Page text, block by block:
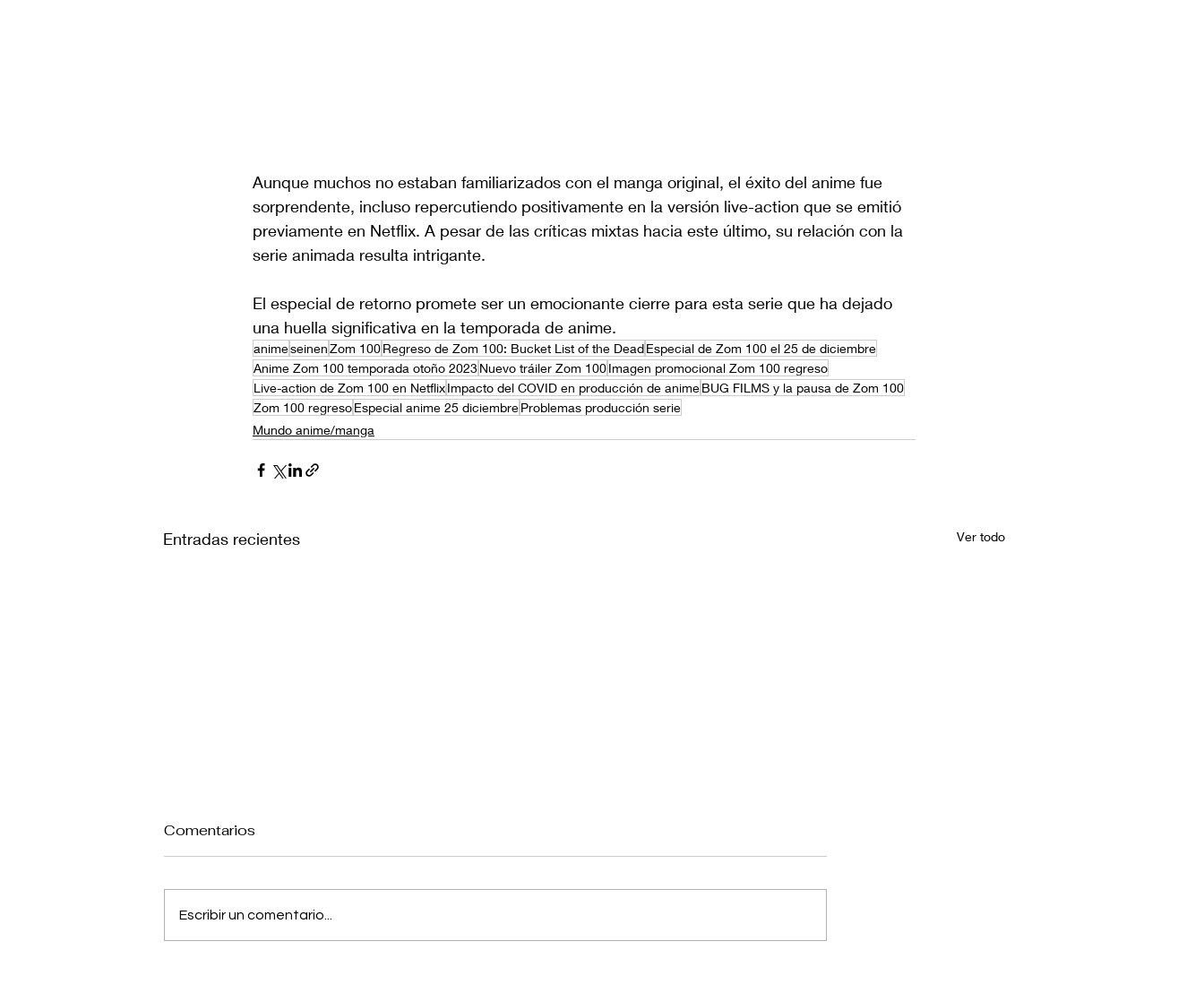
Aunque muchos no estaban familiarizados con el manga original, el éxito del anime fue
sorprendente, incluso repercutiendo positivamente en la versión live-action que se emitió
previamente en Netflix. A pesar de las críticas mixtas hacia este último, su relación con la
serie animada resulta intrigante.
El especial de retorno promete ser un emocionante cierre para esta serie que ha dejado
una huella significativa en la temporada de anime.
animeseinenZom 100Regreso de Zom 100: Bucket List of the DeadEspecial de Zom 100 el 25 de diciembre
Anime Zom 100 temporada otoño 2023 Nuevo tráiler Zom 100Imagen promocional Zom 100 regreso
Live-action de Zom 100 en NetflixImpacto del COVID en producción de animeBUG FILMS y la pausa de Zom 100
Zom 100 regresoEspecial anime 25 diciembreProblemas producción serie
Mundo anime/manga
Entradas recientes Ver todo
Comentarios
Escribir un comentario...